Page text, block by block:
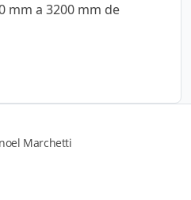
mm a 3200 mm de
Marchetti
produto